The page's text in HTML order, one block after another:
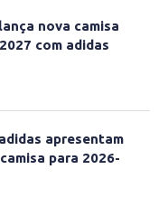
nova camisa
com adidas
apresentam
para 2026-